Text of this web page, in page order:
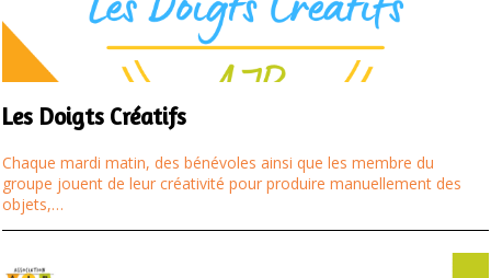
Les Doigts Créatifs
Chaque mardi matin, des bénévoles ainsi que les membre du
groupe jouent de leur créativité pour produire manuellement des
objets,…